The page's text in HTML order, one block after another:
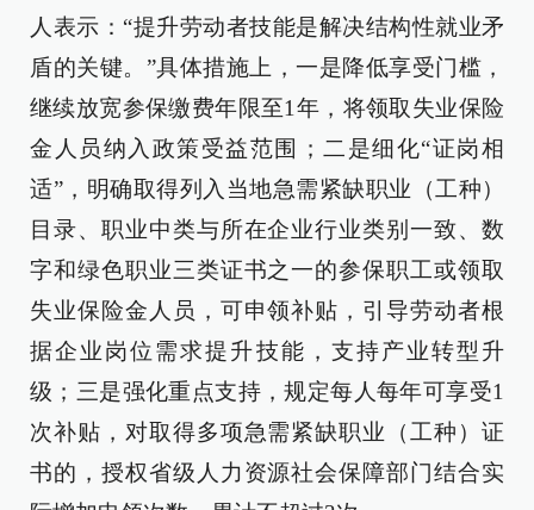
人表示：“提升劳动者技能是解决结构性就业矛
盾的关键。”具体措施上，一是降低享受门槛，
继续放宽参保缴费年限至1年，将领取失业保险
金人员纳入政策受益范围；二是细化“证岗相
适”，明确取得列入当地急需紧缺职业（工种）
目录、职业中类与所在企业行业类别一致、数
字和绿色职业三类证书之一的参保职工或领取
失业保险金人员，可申领补贴，引导劳动者根
据企业岗位需求提升技能，支持产业转型升
级；三是强化重点支持，规定每人每年可享受1
次补贴，对取得多项急需紧缺职业（工种）证
书的，授权省级人力资源社会保障部门结合实